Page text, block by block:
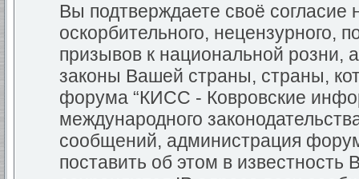
Вы подтверждаете своё
оскорбительного, нецензурного,
призывов к национальной
законы Вашей страны, страны,
форума “КИСС - Ковровские
международного
сообщений, администрация
поставить об этом в